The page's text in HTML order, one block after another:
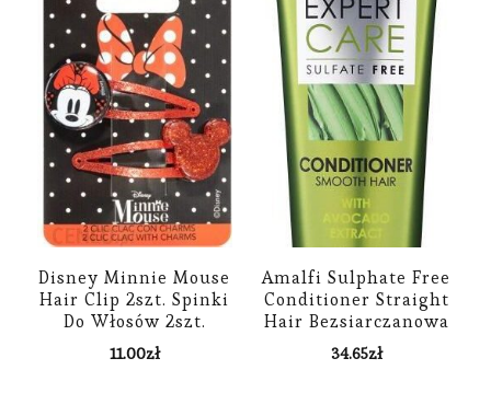
Disney Minnie Mouse
Hair Clip 2szt. Spinki
Do Włosów 2szt.
11.00zł
Amalfi Sulphate Free
Conditioner Straight
Hair Bezsiarczanowa
Odżywka Do Włosów
Prostych 250 ml
34.65zł